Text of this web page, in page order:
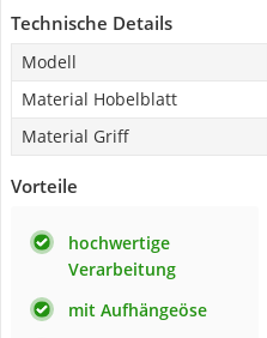
Technische Details
Modell
Material Hobelblatt
Material Griff
Vorteile
hochwertige
Verarbeitung
mit Aufhängeöse